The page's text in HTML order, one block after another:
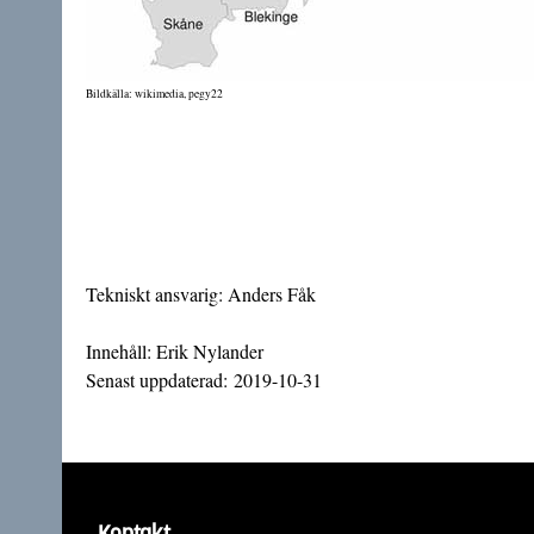
Bildkälla: wikimedia, pegy22
Tekniskt ansvarig: Anders Fåk
Innehåll: Erik Nylander
Senast uppdaterad: 2019-10-31